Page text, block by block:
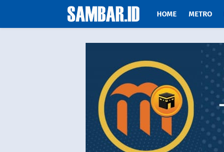
HOME METRO